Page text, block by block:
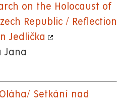
on the Holocaust of
Republic / Reflection
Jedlička
Jana
Setkání nad